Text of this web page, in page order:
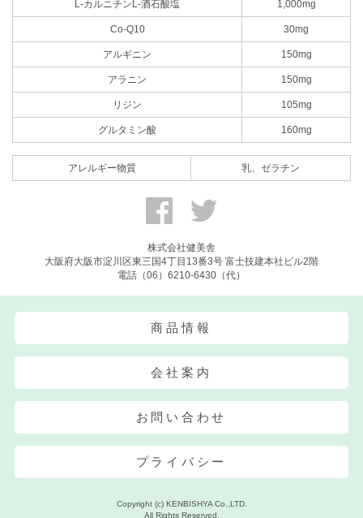
L-カルニチンL-酒石酸塩 1,000mg
Co-Q10 30mg
アルギニン 150mg
アラニン 150mg
リジン 105mg
グルタミン酸 160mg
アレルギー物質 乳、ゼラチン
株式会社健美舎
大阪府大阪市淀川区東三国4丁目13番3号 富士技建本社ビル2階
電話（06）6210-6430（代）
商品情報
会社案内
お問い合わせ
プライバシー
Copyright (c) KENBISHYA Co.,LTD.
All Rights Reserved.